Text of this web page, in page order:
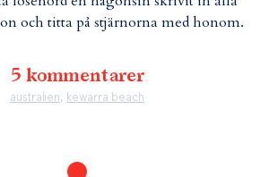
och titta på stjärnorna med honom.
5 kommentarer
australien, kewarra beach